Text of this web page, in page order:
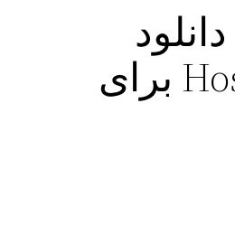
دانلود
Hostry VPN برای